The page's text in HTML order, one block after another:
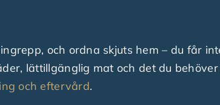
och ordna skjuts hem – du får
lättillgänglig mat och det du
och eftervård.